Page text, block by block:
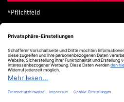
* Pflichtfeld
Hotline
0800 20 70 300 (D)
Kostenlos aus dem deutschen Festnetz
24 Stunden / 365 Tage im Jahr